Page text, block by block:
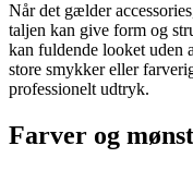
Når det gælder
taljen kan give form og
kan fuldende looket uden
store smykker eller
professionelt udtryk.
Farver og